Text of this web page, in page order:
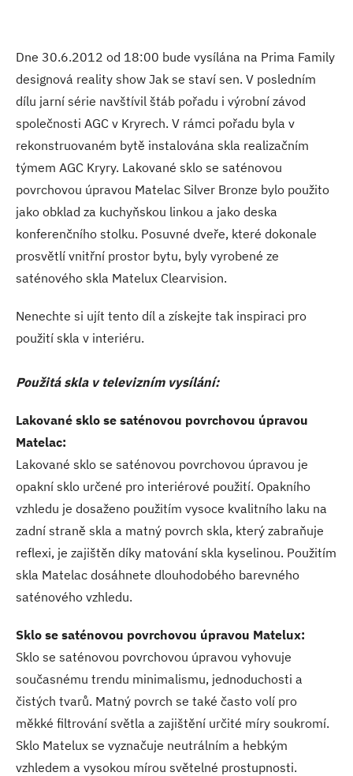
Dne 30.6.2012 od 18:00 bude vysílána na Prima Family
designová reality show Jak se staví sen. V posledním
dílu jarní série navštívil štáb pořadu i výrobní závod
společnosti AGC v Kryrech. V rámci pořadu byla v
rekonstruovaném bytě instalována skla realizačním
týmem AGC Kryry. Lakované sklo se saténovou
povrchovou úpravou Matelac Silver Bronze bylo použito
jako obklad za kuchyňskou linkou a jako deska
konferenčního stolku. Posuvné dveře, které dokonale
prosvětlí vnitřní prostor bytu, byly vyrobené ze
saténového skla Matelux Clearvision.
Nenechte si ujít tento díl a získejte tak inspiraci pro
použití skla v interiéru.
Použitá skla v televizním vysílání:
Lakované sklo se saténovou povrchovou úpravou
Matelac:
Lakované sklo se saténovou povrchovou úpravou je
opakní sklo určené pro interiérové použití. Opakního
vzhledu je dosaženo použitím vysoce kvalitního laku na
zadní straně skla a matný povrch skla, který zabraňuje
reflexi, je zajištěn díky matování skla kyselinou. Použitím
skla Matelac dosáhnete dlouhodobého barevného
saténového vzhledu.
Sklo se saténovou povrchovou úpravou Matelux:
Sklo se saténovou povrchovou úpravou vyhovuje
současnému trendu minimalismu, jednoduchosti a
čistých tvarů. Matný povrch se také často volí pro
měkké filtrování světla a zajištění určité míry soukromí.
Sklo Matelux se vyznačuje neutrálním a hebkým
vzhledem a vysokou mírou světelné prostupnosti.